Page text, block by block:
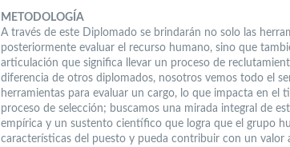
METODOLOGÍA
A través de este Diplomado se brindarán no solo las
posteriormente evaluar el recurso humano, sino que
articulación que significa llevar un proceso de
diferencia de otros diplomados, nosotros vemos todo el
herramientas para evaluar un cargo, lo que impacta en el
proceso de selección; buscamos una mirada integral de
empírica y un sustento científico que logra que el grupo
características del puesto y pueda contribuir con un valor